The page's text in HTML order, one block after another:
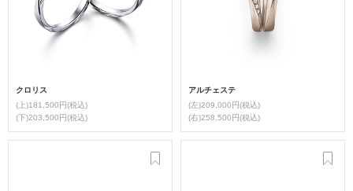
クロリス
(上)181,500円(税込)
(下)203,500円(税込)
アルチェステ
(左)209,000円(税込)
(右)258,500円(税込)